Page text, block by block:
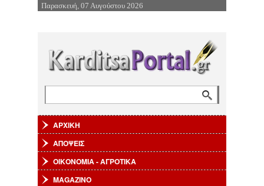
Επιστροφή στην Πλοήγηση
Παρασκευή, 07 Αυγούστου 2026
ΑΡΧΙΚΗ
ΑΠΟΨΕΙΣ
ΟΙΚΟΝΟΜΙΑ - ΑΓΡΟΤΙΚΑ
MAGAZINO